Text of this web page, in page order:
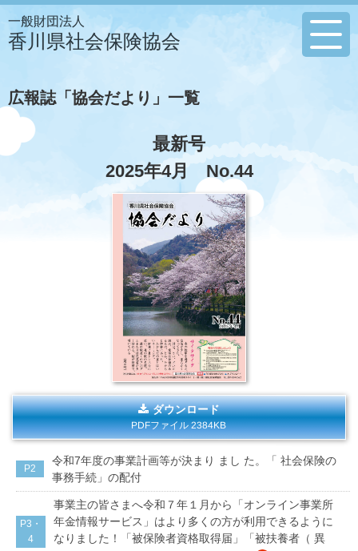
一般財団法人
香川県社会保険協会
広報誌「協会だより」一覧
最新号
2025年4月 No.44
ダウンロード
PDFファイル 2384KB
P2
令和7年度の事業計画等が決まり まし た。「 社会保険の
事務手続」の配付
P3・
4
事業主の皆さまへ令和７年１月から「オンライン事業所
年金情報サービス」はより多くの方が利用できるように
なりました！「被保険者資格取得届」「被扶養者（ 異